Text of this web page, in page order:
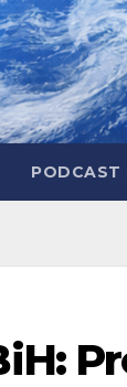
PODCAST